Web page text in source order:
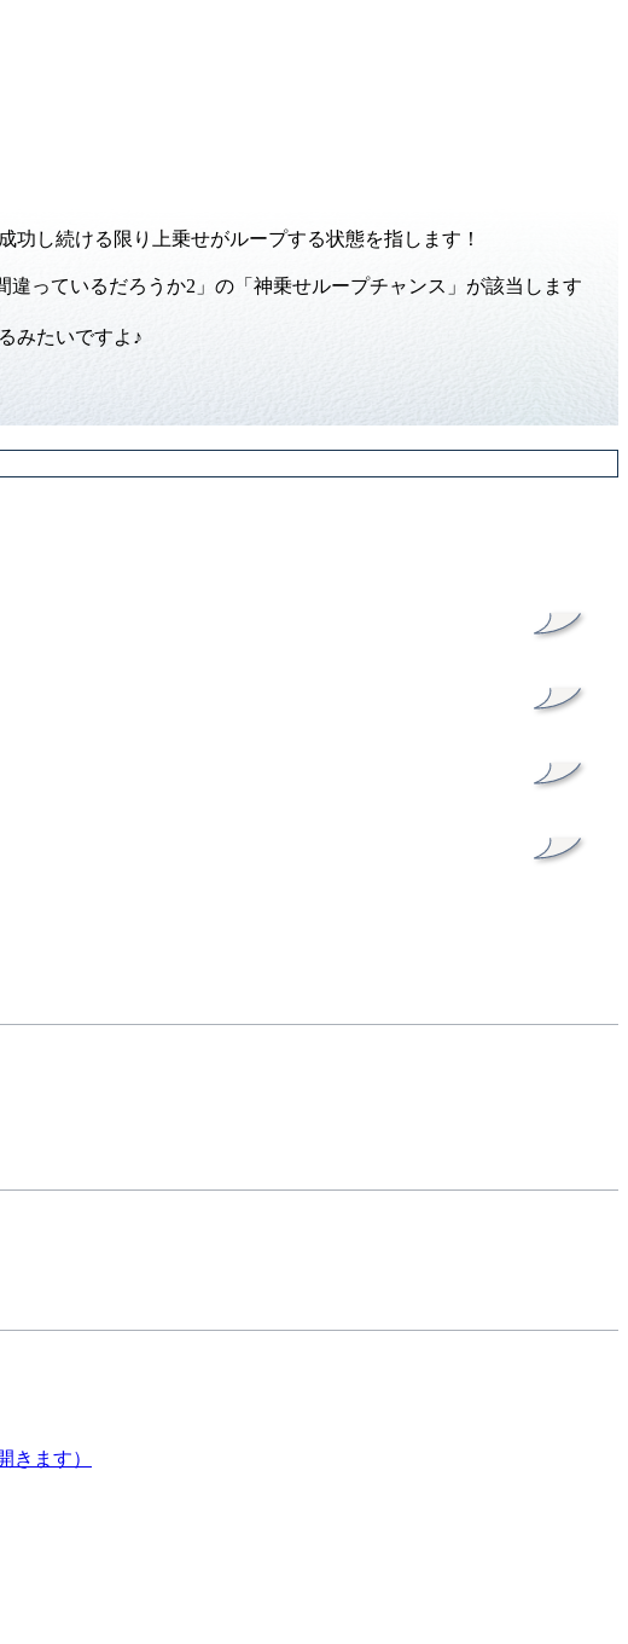
功し続ける限り上乗せがループする状態を指します！
っているだろうか2」の「神乗せループチャンス」が該当します
みたいですよ♪
きます）